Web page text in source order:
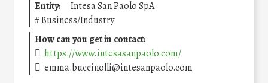
Entity:
Intesa San Paolo SpA
#Business/Industry
How can you get in contact:
https://www.intesasanpaolo.com/
emma.buccinolli@intesanpaolo.com